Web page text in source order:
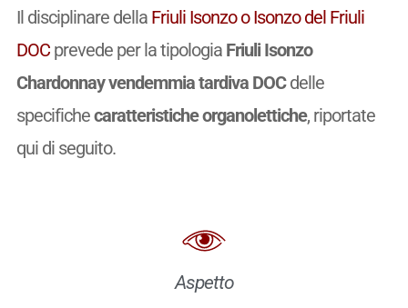
Il disciplinare della Friuli Isonzo o Isonzo del Friuli
DOCprevede per la tipologia Friuli Isonzo
Chardonnay vendemmia tardiva DOCdelle
specifichecaratteristiche organolettiche, riportate
qui di seguito.
Aspetto